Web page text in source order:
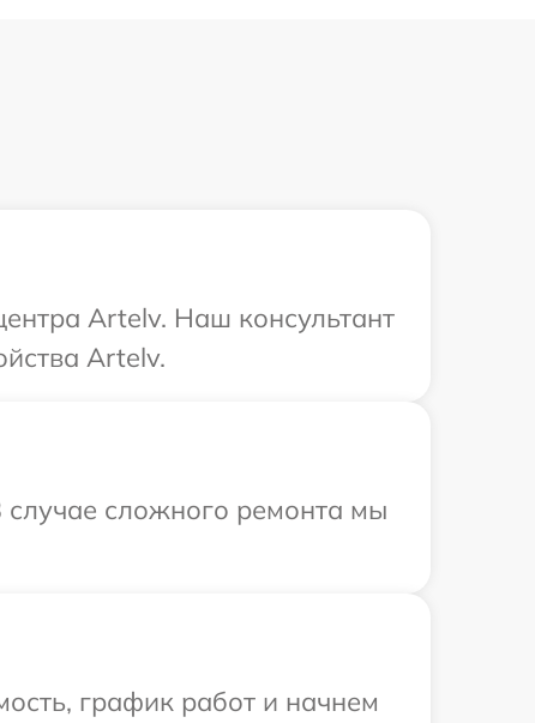
Artelv. Наш консультант
Artelv.
сложного ремонта мы
график работ и начнем